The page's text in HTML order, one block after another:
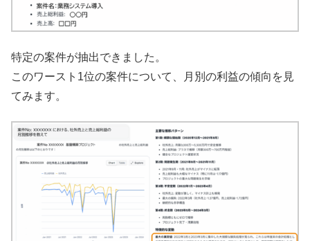
特定の案件が抽出できました。
このワースト1位の案件について、月別の利益の傾向を見
てみます。